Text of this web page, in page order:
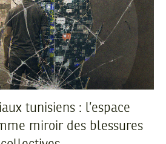
tunisiens : l’espace
miroir des blessures